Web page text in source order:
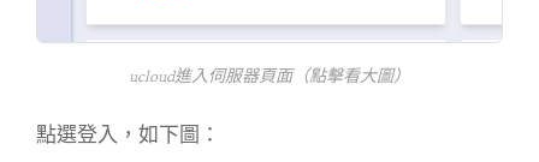
ucloud進入伺服器頁面（點擊看大圖）
點選登入，如下圖：